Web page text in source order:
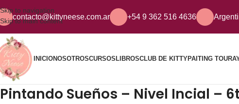
Skip to navigation
Skip to main content
contacto@kittyneese.com.ar +54 9 362 516 4636
INICIONOSOTROSCURSOS LIBROSCLUB DE KITTYPAITING TOUR
Pintando Sueños – Nivel Incial –